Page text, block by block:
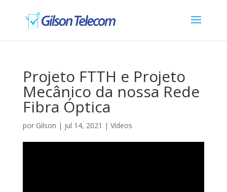
Projeto FTTH e Projeto
Mecânico da nossa Rede
Fibra Óptica
por Gilson | jul 14, 2021 | Vídeos